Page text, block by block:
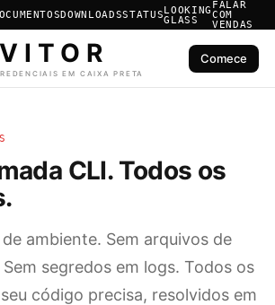
DOWNLOADSSTATUSLOOKING
GLASS
FALAR
COM
VENDAS
DE CREDENCIAIS
Comece
CLI. Todos os
ambiente. Sem arquivos de
segredos em logs. Todos os
código precisa, resolvidos em